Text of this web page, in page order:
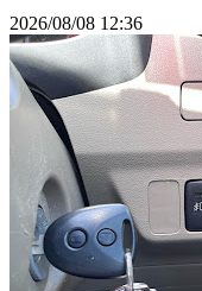
2026/08/08 12:36